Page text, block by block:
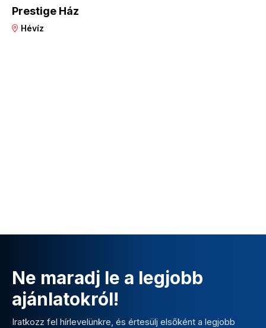
Prestige Ház
Hévíz
Ne maradj le a legjobb
ajánlatokról!
Iratkozz fel hírlevelünkre, és értesülj elsőként a legjobb